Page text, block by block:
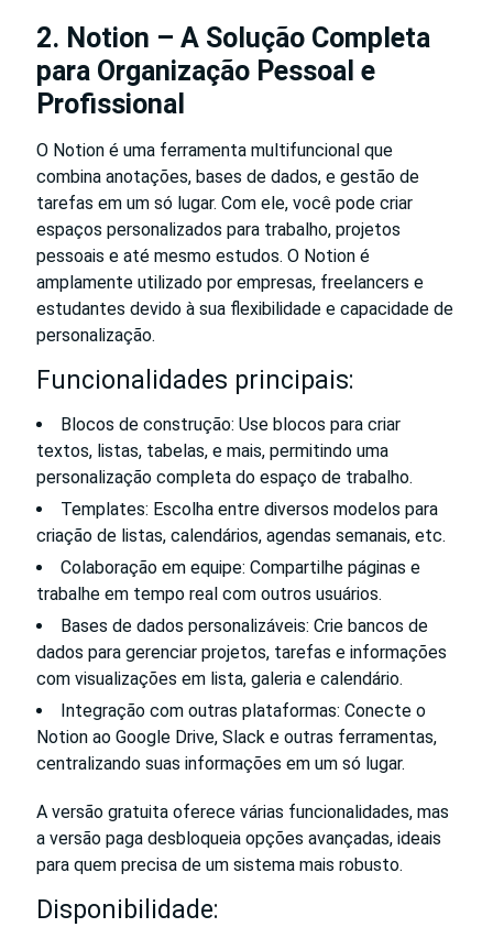
2. Notion – A Solução Completa
para Organização Pessoal e
Profissional
O Notion é uma ferramenta multifuncional que
combina anotações, bases de dados, e gestão de
tarefas em um só lugar. Com ele, você pode criar
espaços personalizados para trabalho, projetos
pessoais e até mesmo estudos. O Notion é
amplamente utilizado por empresas, freelancers e
estudantes devido à sua flexibilidade e capacidade de
personalização.
Funcionalidades principais:
Blocos de construção: Use blocos para criar
textos, listas, tabelas, e mais, permitindo uma
personalização completa do espaço de trabalho.
Templates: Escolha entre diversos modelos para
criação de listas, calendários, agendas semanais, etc.
Colaboração em equipe: Compartilhe páginas e
trabalhe em tempo real com outros usuários.
Bases de dados personalizáveis: Crie bancos de
dados para gerenciar projetos, tarefas e informações
com visualizações em lista, galeria e calendário.
Integração com outras plataformas: Conecte o
Notion ao Google Drive, Slack e outras ferramentas,
centralizando suas informações em um só lugar.
A versão gratuita oferece várias funcionalidades, mas
a versão paga desbloqueia opções avançadas, ideais
para quem precisa de um sistema mais robusto.
Disponibilidade: